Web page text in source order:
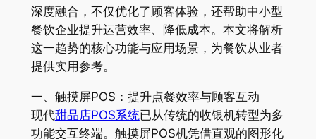
深度融合，不仅优化了顾客体验，还帮助中小型
餐饮企业提升运营效率、降低成本。本文将解析
这一趋势的核心功能与应用场景，为餐饮从业者
提供实用参考。
一、触摸屏POS：提升点餐效率与顾客互动
现代甜品店POS系统已从传统的收银机转型为多
功能交互终端。触摸屏POS机凭借直观的图形化